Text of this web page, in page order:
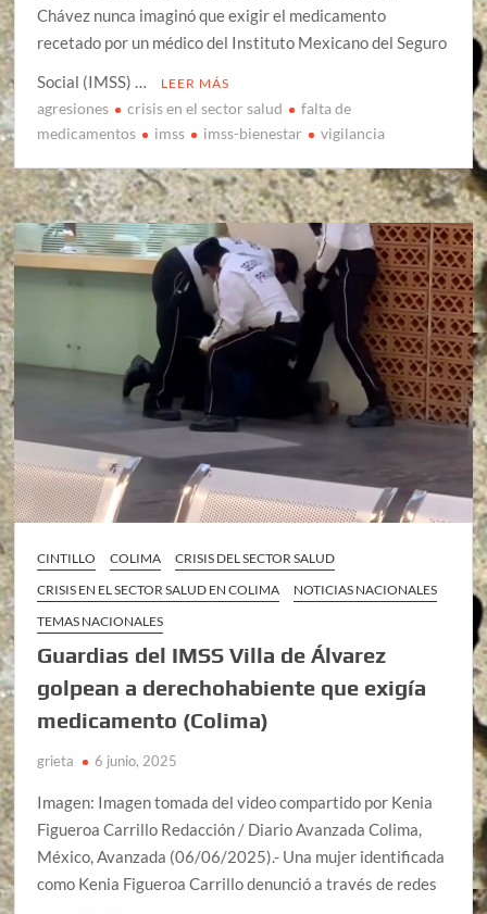
Chávez nunca imaginó que exigir el medicamento
recetado por un médico del Instituto Mexicano del Seguro
Social (IMSS) …
LEER MÁS
agresiones crisis en el sector salud
falta de
medicamentos
imss imss-bienestar vigilancia
CINTILLO COLIMA
CRISIS DEL SECTOR SALUD
CRISIS EN EL SECTOR SALUD EN COLIMA
NOTICIAS NACIONALES
TEMAS NACIONALES
Guardias del IMSS Villa de Álvarez
golpean a derechohabiente que exigía
medicamento (Colima)
grieta 6 junio, 2025
Imagen: Imagen tomada del video compartido por Kenia
Figueroa Carrillo Redacción / Diario Avanzada Colima,
México, Avanzada (06/06/2025).- Una mujer identificada
como Kenia Figueroa Carrillo denunció a través de redes